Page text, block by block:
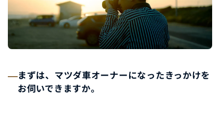
まずは、マツダ車オーナーになったきっかけを
お伺いできますか。